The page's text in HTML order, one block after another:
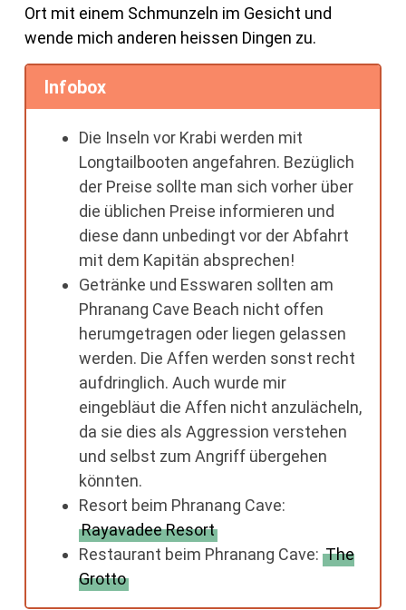
Ort mit einem Schmunzeln im Gesicht und
wende mich anderen heissen Dingen zu.
Infobox
Die Inseln vor Krabi werden mit
Longtailbooten angefahren. Bezüglich
der Preise sollte man sich vorher über
die üblichen Preise informieren und
diese dann unbedingt vor der Abfahrt
mit dem Kapitän absprechen!
Getränke und Esswaren sollten am
Phranang Cave Beach nicht offen
herumgetragen oder liegen gelassen
werden. Die Affen werden sonst recht
aufdringlich. Auch wurde mir
eingebläut die Affen nicht anzulächeln,
da sie dies als Aggression verstehen
und selbst zum Angriff übergehen
könnten.
Resort beim Phranang Cave:
Rayavadee Resort
Restaurant beim Phranang Cave: The
Grotto